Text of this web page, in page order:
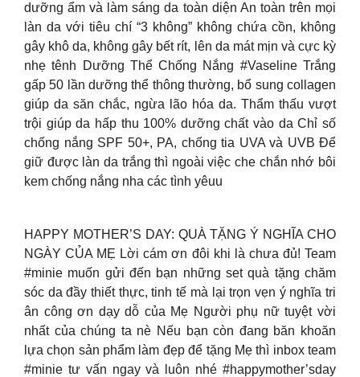
dưỡng ẩm và làm sáng da toàn diện An toàn trên mọi
làn da với tiêu chí “3 không” không chứa cồn, không
gây khô da, không gây bết rít, lên da mát mịn và cực kỳ
nhẹ tênh Dưỡng Thể Chống Nắng #Vaseline Trắng
gấp 50 lần dưỡng thể thông thường, bổ sung collagen
giúp da săn chắc, ngừa lão hóa da. Thẩm thấu vượt
trội giúp da hấp thu 100% dưỡng chất vào da Chỉ số
chống nắng SPF 50+, PA, chống tia UVA và UVB Để
giữ được làn da trắng thì ngoài việc che chắn nhớ bôi
kem chống nắng nha các tình yêuu
HAPPY MOTHER’S DAY: QUÀ TẶNG Ý NGHĨA CHO
NGÀY CỦA MẸ Lời cám ơn đôi khi là chưa đủ! Team
#minie muốn gửi đến bạn những set quà tặng chăm
sóc da đầy thiết thực, tinh tế mà lại trọn vẹn ý nghĩa tri
ân công ơn dạy dỗ của Mẹ Người phụ nữ tuyệt vời
nhất của chúng ta nè Nếu bạn còn đang băn khoăn
lựa chọn sản phẩm làm đẹp để tặng Mẹ thì inbox team
#minie tư vấn ngay và luôn nhé #happymother’sday